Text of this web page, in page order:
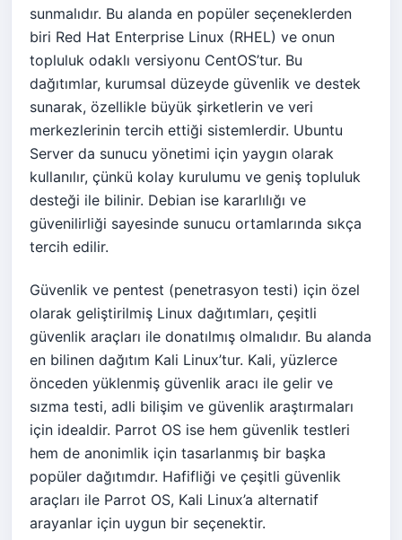
sunmalıdır. Bu alanda en popüler seçeneklerden
biri Red Hat Enterprise Linux (RHEL) ve onun
topluluk odaklı versiyonu CentOS’tur. Bu
dağıtımlar, kurumsal düzeyde güvenlik ve destek
sunarak, özellikle büyük şirketlerin ve veri
merkezlerinin tercih ettiği sistemlerdir. Ubuntu
Server da sunucu yönetimi için yaygın olarak
kullanılır, çünkü kolay kurulumu ve geniş topluluk
desteği ile bilinir. Debian ise kararlılığı ve
güvenilirliği sayesinde sunucu ortamlarında sıkça
tercih edilir.
Güvenlik ve pentest (penetrasyon testi) için özel
olarak geliştirilmiş Linux dağıtımları, çeşitli
güvenlik araçları ile donatılmış olmalıdır. Bu alanda
en bilinen dağıtım Kali Linux’tur. Kali, yüzlerce
önceden yüklenmiş güvenlik aracı ile gelir ve
sızma testi, adli bilişim ve güvenlik araştırmaları
için idealdir. Parrot OS ise hem güvenlik testleri
hem de anonimlik için tasarlanmış bir başka
popüler dağıtımdır. Hafifliği ve çeşitli güvenlik
araçları ile Parrot OS, Kali Linux’a alternatif
arayanlar için uygun bir seçenektir.